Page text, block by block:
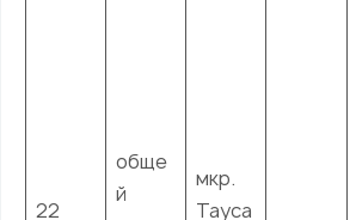
22
обще
й
мкр.
Тауса